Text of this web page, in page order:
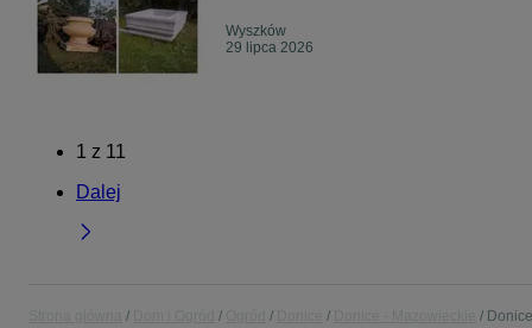
Wyszków
29 lipca 2026
1 z 11
Dalej